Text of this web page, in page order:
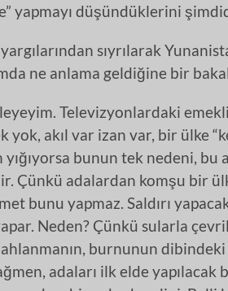
yapmayı düşündüklerini
sıyrılarak
ne anlama geldiğine bir
Televizyonlardaki
yok, akıl var izan var, bir ülke
bunun tek nedeni, bu
Çünkü adalardan komşu bir
bunu yapmaz. Saldırı
Neden? Çünkü sularla
burnunun dibindeki
adaları ilk elde yapılacak